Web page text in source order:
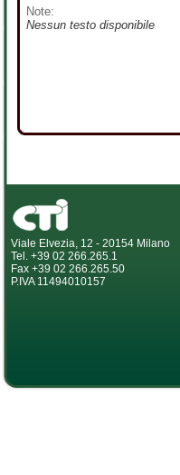
Note:
Nessun testo disponibile
Viale Elvezia, 12 - 20154 Milano
Tel. +39 02 266.265.1
Fax +39 02 266.265.50
P.IVA 11494010157